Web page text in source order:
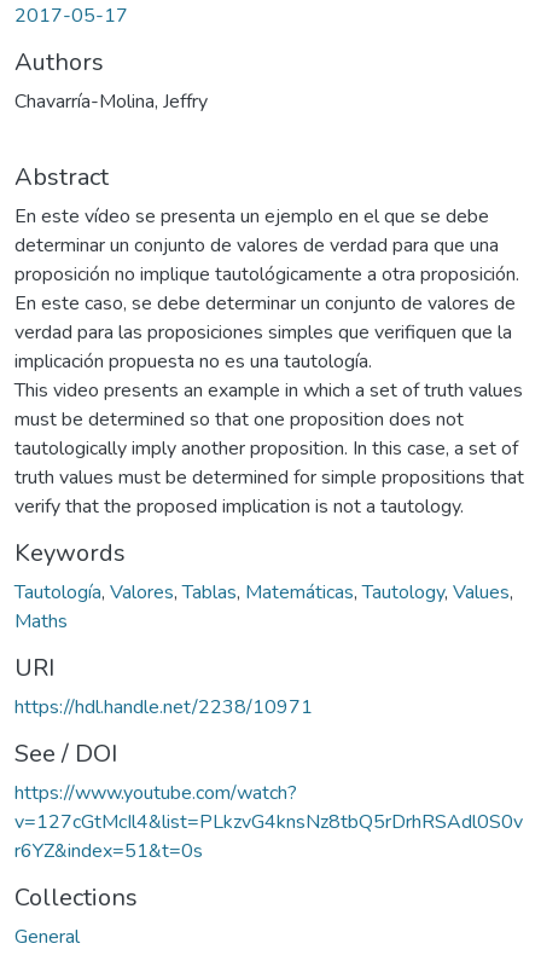
2017-05-17
Authors
Chavarría-Molina, Jeffry
Abstract
En este vídeo se presenta un ejemplo en el que se debe
determinar un conjunto de valores de verdad para que una
proposición no implique tautológicamente a otra proposición.
En este caso, se debe determinar un conjunto de valores de
verdad para las proposiciones simples que verifiquen que la
implicación propuesta no es una tautología.
This video presents an example in which a set of truth values
​​must be determined so that one proposition does not
tautologically imply another proposition. In this case, a set of
truth values ​​must be determined for simple propositions that
verify that the proposed implication is not a tautology.
Keywords
Tautología, Valores,Tablas, Matemáticas,Tautology, Values,
Maths
URI
https://hdl.handle.net/2238/10971
See / DOI
https://www.youtube.com/watch?
v=127cGtMcIl4&list=PLkzvG4knsNz8tbQ5rDrhRSAdl0S0v
r6YZ&index=51&t=0s
Collections
General